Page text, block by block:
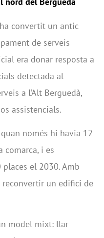
convertit un antic
de serveis
era donar resposta a
detectada al
a l’Alt Berguedà,
assistencials.
només hi havia 12
comarca, i es
el 2030. Amb
reconvertir un edifici de
model mixt: llar